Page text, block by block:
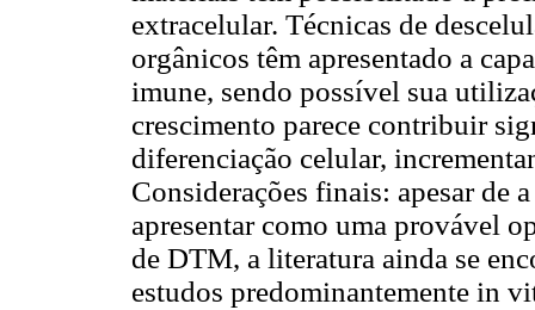
extracelular. Técnicas de
orgânicos têm apresentado a
imune, sendo possível sua
crescimento parece contribuir
diferenciação celular,
Considerações finais: apesar de
apresentar como uma provável
de DTM, a literatura ainda se
estudos predominantemente in